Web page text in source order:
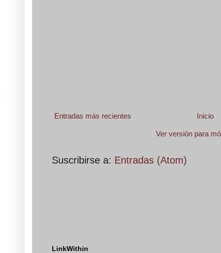
Entradas más recientes Inicio
Ver versión para
Suscribirse a: Entradas (Atom)
LinkWithin